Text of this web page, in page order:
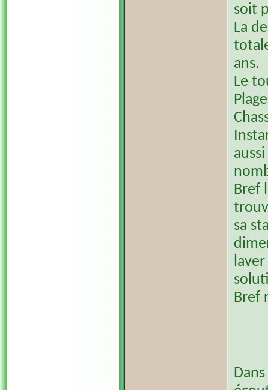
soit
La
ans.
Le
Bref
sa
Bref